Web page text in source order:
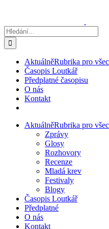
obsah
Hledat:
AktuálněRubrika pro
Časopis Loutkář
Předplatné časopisu
O nás
Kontakt
AktuálněRubrika pro
Zprávy
Glosy
Rozhovory
Recenze
Mladá krev
Festivaly
Blogy
Časopis Loutkář
Předplatné
O nás
Kontakt